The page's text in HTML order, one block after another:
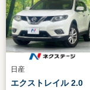
日産
エクストレイル 2.0